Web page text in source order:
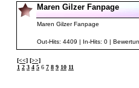
Maren Gilzer Fanpage
Maren Gilzer Fanpage
Out-Hits: 4409 | In-Hits: 0 |
[<<] [>>]
1 2 3 4 5 6 7 8 9 10 11